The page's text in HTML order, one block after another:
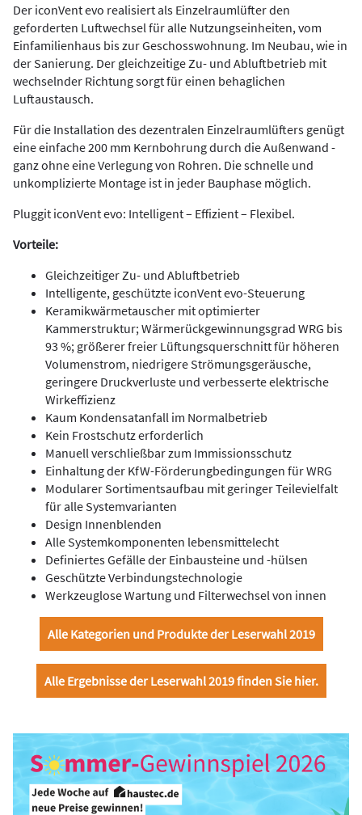
Der iconVent evo realisiert als Einzelraumlüfter den
geforderten Luftwechsel für alle Nutzungseinheiten, vom
Einfamilienhaus bis zur Geschosswohnung. Im Neubau, wie in
der Sanierung. Der gleichzeitige Zu- und Abluftbetrieb mit
wechselnder Richtung sorgt für einen behaglichen
Luftaustausch.
Für die Installation des dezentralen Einzelraumlüfters genügt
eine einfache 200 mm Kernbohrung durch die Außenwand -
ganz ohne eine Verlegung von Rohren. Die schnelle und
unkomplizierte Montage ist in jeder Bauphase möglich.
Pluggit iconVent evo: Intelligent – Effizient – Flexibel.
Vorteile:
Gleichzeitiger Zu- und Abluftbetrieb
Intelligente, geschützte iconVent evo-Steuerung
Keramikwärmetauscher mit optimierter
Kammerstruktur; Wärmerückgewinnungsgrad WRG bis
93 %; größerer freier Lüftungsquerschnitt für höheren
Volumenstrom, niedrigere Strömungsgeräusche,
geringere Druckverluste und verbesserte elektrische
Wirkeffizienz
Kaum Kondensatanfall im Normalbetrieb
Kein Frostschutz erforderlich
Manuell verschließbar zum Immissionsschutz
Einhaltung der KfW-Förderungbedingungen für WRG
Modularer Sortimentsaufbau mit geringer Teilevielfalt
für alle Systemvarianten
Design Innenblenden
Alle Systemkomponenten lebensmittelecht
Definiertes Gefälle der Einbausteine und -hülsen
Geschützte Verbindungstechnologie
Werkzeuglose Wartung und Filterwechsel von innen
Alle Kategorien und Produkte der Leserwahl 2019
Alle Ergebnisse der Leserwahl 2019 finden Sie hier.